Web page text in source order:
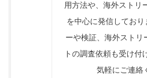
用方法や、海外ストリ
を中心に発信してお
ーや検証、海外ストリ
トの調査依頼も受け付
気軽にご連絡